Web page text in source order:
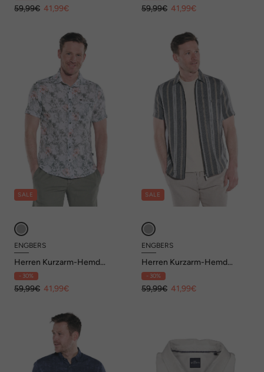
59,99€ 41,99€ 59,99€ 41,99€
SALE
ENGBERS
Herren Kurzarm-Hemd
gemustert , Grau
- 30%
59,99€ 41,99€
SALE
ENGBERS
Herren Kurzarm-Hemd
gestreift , Anthrazit
- 30%
59,99€ 41,99€